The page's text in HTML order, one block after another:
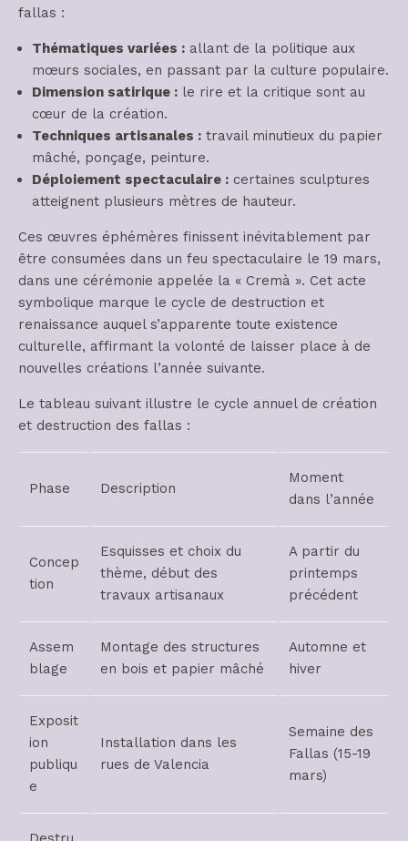
fallas :
Thématiques variées : allant de la politique aux
mœurs sociales, en passant par la culture populaire.
Dimension satirique : le rire et la critique sont au
cœur de la création.
Techniques artisanales : travail minutieux du papier
mâché, ponçage, peinture.
Déploiement spectaculaire : certaines sculptures
atteignent plusieurs mètres de hauteur.
Ces œuvres éphémères finissent inévitablement par
être consumées dans un feu spectaculaire le 19 mars,
dans une cérémonie appelée la « Cremà ». Cet acte
symbolique marque le cycle de destruction et
renaissance auquel s’apparente toute existence
culturelle, affirmant la volonté de laisser place à de
nouvelles créations l’année suivante.
Le tableau suivant illustre le cycle annuel de création
et destruction des fallas :
Phase Description
Moment
dans l’année
Concep
tion
Esquisses et choix du
thème, début des
travaux artisanaux
A partir du
printemps
précédent
Assem
blage
Montage des structures
en bois et papier mâché
Automne et
hiver
Exposit
ion
publiqu
e
Installation dans les
rues de Valencia
Semaine des
Fallas (15-19
mars)